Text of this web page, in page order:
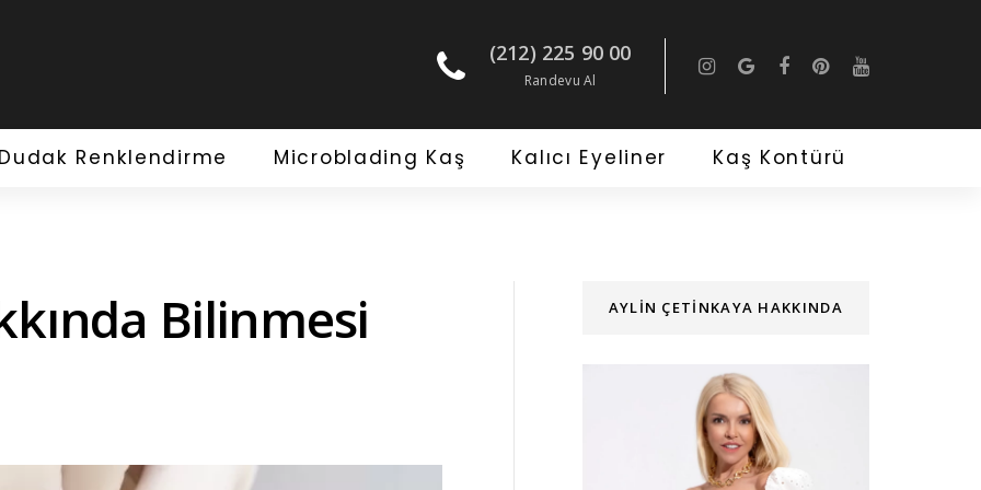
(212) 225 90 00
Randevu Al
Dudak Renklendirme Microblading Kaş Kalıcı Eyeliner Kaş Kontürü
Bilinmesi
AYLIN ÇETINKAYA HAKKINDA